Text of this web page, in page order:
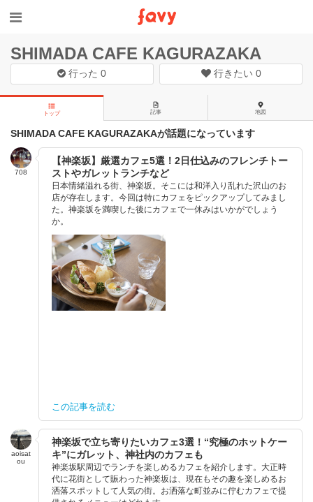
SHIMADA CAFE KAGURAZAKA
行った0 行きたい 0
トップ 記事 地図
SHIMADA CAFE KAGURAZAKAが話題になっています
708
【神楽坂】厳選カフェ5選！2日仕込みのフレンチトー
ストやガレットランチなど
日本情緒溢れる街、神楽坂。そこには和洋入り乱れた沢山のお
店が存在します。今回は特にカフェをピックアップしてみまし
た。神楽坂を満喫した後にカフェで一休みはいかがでしょう
か。
この記事を読む
aoisat
ou
神楽坂で立ち寄りたいカフェ3選！“究極のホットケー
キ”にガレット、神社内のカフェも
神楽坂駅周辺でランチを楽しめるカフェを紹介します。大正時
代に花街として賑わった神楽坂は、現在もその趣を楽しめるお
洒落スポットして人気の街。お洒落な町並みに佇むカフェで提